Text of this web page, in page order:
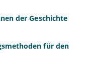
der Geschichte
für den